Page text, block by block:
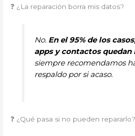
❓ ¿La reparación borra mis datos?
No. En el 95% de los
apps y contactos quedan
siempre recomendamos
respaldo por si acaso.
❓ ¿Qué pasa si no pueden repararlo?